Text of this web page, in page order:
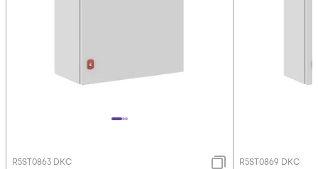
R5ST0863 DKC R5ST0869 DKC